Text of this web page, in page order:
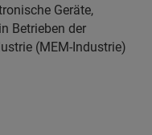
Geräte,
Betrieben der
(MEM-Industrie)